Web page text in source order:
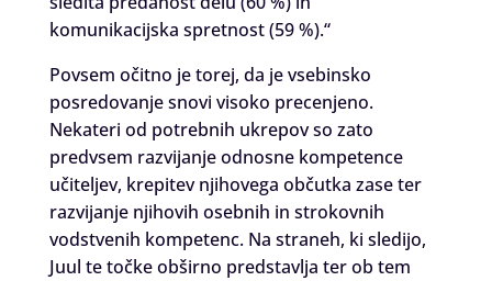
komunikacijska spretnost (59 %).“
Povsem očitno je torej, da je vsebinsko
posredovanje snovi visoko precenjeno.
Nekateri od potrebnih ukrepov so zato
predvsem razvijanje odnosne kompetence
učiteljev, krepitev njihovega občutka zase ter
razvijanje njihovih osebnih in strokovnih
vodstvenih kompetenc. Na straneh, ki sledijo,
Juul te točke obširno predstavlja ter ob tem